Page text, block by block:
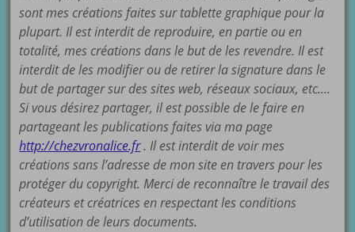
sont mes créations faites sur tablette graphique pour la
plupart. Il est interdit de reproduire, en partie ou en
totalité, mes créations dans le but de les revendre. Il est
interdit de les modifier ou de retirer la signature dans le
but de partager sur des sites web, réseaux sociaux, etc….
Si vous désirez partager, il est possible de le faire en
partageant les publications faites via ma page
http://chezvronalice.fr. Il est interdit de voir mes
créations sans l’adresse de mon site en travers pour les
protéger du copyright. Merci de reconnaître le travail des
créateurs et créatrices en respectant les conditions
d’utilisation de leurs documents.